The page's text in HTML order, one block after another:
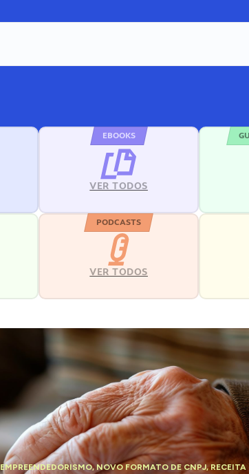
EBOOKS
VER TODOS
PODCASTS
VER TODOS
EMPREENDEDORISMO,NOVO FORMATO DE CNPJ,RECEITA